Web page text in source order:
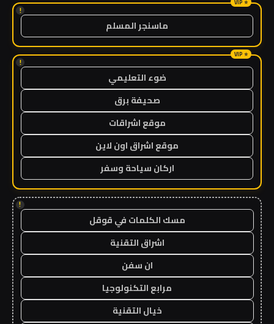
!
ماسنجر المسلم
!
ضوء التعليمي
صحيفة برق
موقع اشراقات
موقع اشراق اون لاين
اركان سياحة وسفر
!
مسك الكلمات في قوقل
اشراق التقنية
ان سفن
مرابع التكنولوجيا
خيال التقنية